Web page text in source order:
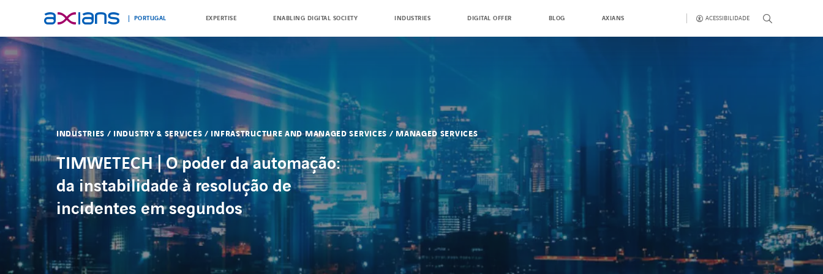
PORTUGAL EXPERTISE ENABLING DIGITAL SOCIETY INDUSTRIES DIGITAL OFFER BLOG AXIANS ACESSIBILIDADE
INDUSTRIES / INDUSTRY & SERVICES / INFRASTRUCTURE AND MANAGED SERVICES / MANAGED SERVICES
TIMWETECH | O poder da automação:
da instabilidade à resolução de
incidentes em segundos